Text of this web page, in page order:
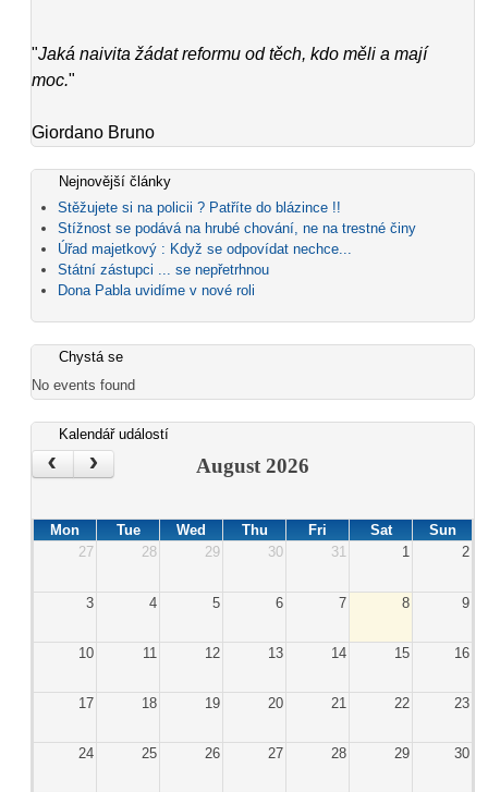
"Jaká naivita žádat reformu od těch, kdo měli a mají
moc."
Giordano Bruno
Nejnovější články
Stěžujete si na policii ? Patříte do blázince !!
Stížnost se podává na hrubé chování, ne na trestné činy
Úřad majetkový : Když se odpovídat nechce...
Státní zástupci ... se nepřetrhnou
Dona Pabla uvidíme v nové roli
Chystá se
No events found
Kalendář událostí
‹ › August 2026
Mon Tue Wed Thu Fri Sat
Sun
27
28 29 30 31 1 2
3 4 5 6 7 8 9
10 11 12 13 14 15 16
17 18 19 20 21 22 23
24 25 26 27 28 29 30